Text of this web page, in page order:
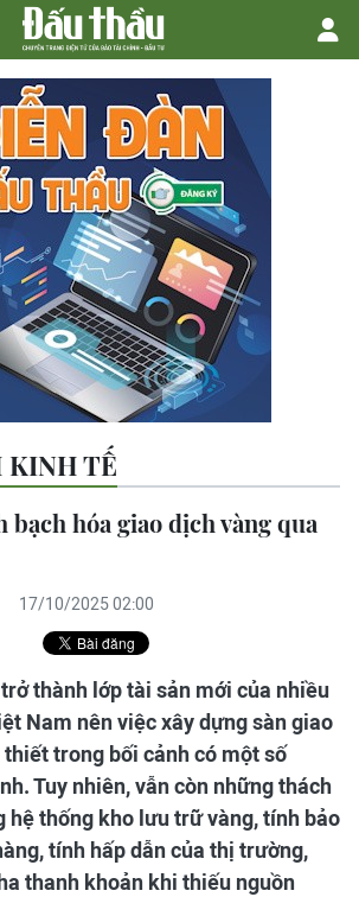
KINH TẾ
hóa giao dịch vàng qua
17/10/2025 02:00
thành lớp tài sản mới của nhiều
Nam nên việc xây dựng sàn giao
trong bối cảnh có một số
Tuy nhiên, vẫn còn những thách
hệ thống kho lưu trữ vàng, tính bảo
tính hấp dẫn của thị trường,
thanh khoản khi thiếu nguồn